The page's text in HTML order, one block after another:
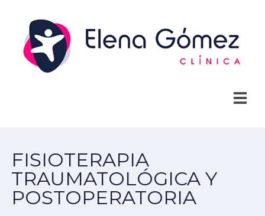
FISIOTERAPIA
TRAUMATOLÓGICA Y
POSTOPERATORIA